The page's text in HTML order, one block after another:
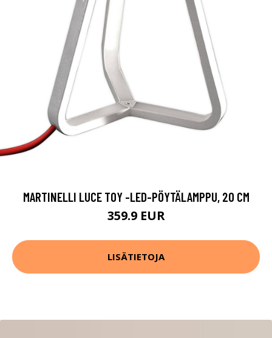
MARTINELLI LUCE TOY -LED-PÖYTÄLAMPPU, 20 CM
359.9 EUR
LISÄTIETOJA